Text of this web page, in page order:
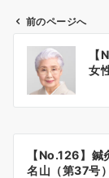
前のページへ
女
【No.126】
名山（第37号）